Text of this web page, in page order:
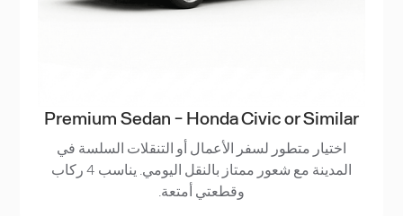
Premium Sedan - Honda Civic or Similar
اختيار متطور لسفر الأعمال أو التنقلات السلسة في
المدينة مع شعور ممتاز بالنقل اليومي. يناسب 4 ركاب
وقطعتي أمتعة.